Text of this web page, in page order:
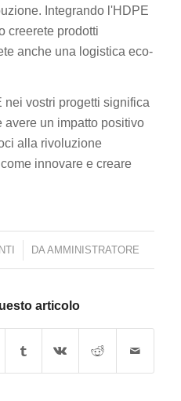
Integrando l'HDPE
creerete prodotti
anche una logistica eco-
nei vostri progetti significa
un impatto positivo
alla rivoluzione
innovare e creare
DAAMMINISTRATORE
articolo